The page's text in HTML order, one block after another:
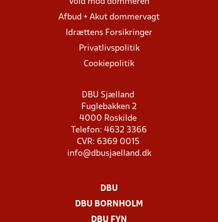
Vold mod dommeren
Afbud + Akut dommervagt
Idrættens Forsikringer
Privatlivspolitik
Cookiepolitik
DBU Sjælland
Fuglebakken 2
4000 Roskilde
Telefon: 4632 3366
CVR: 6369 0015
info@dbusjaelland.dk
DBU
DBU BORNHOLM
DBU FYN